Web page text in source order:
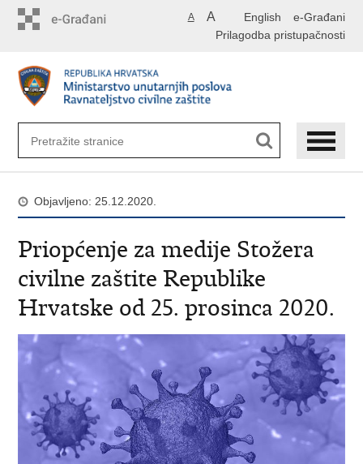
English e-Građani
A A
Prilagodba pristupačnosti
Objavljeno: 25.12.2020.
Priopćenje za medije Stožera
civilne zaštite Republike
Hrvatske od 25. prosinca 2020.